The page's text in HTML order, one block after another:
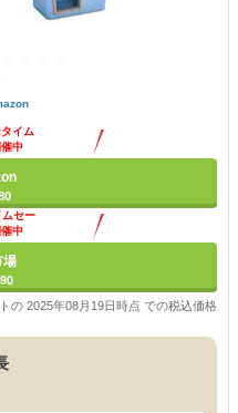
イム
中
セー
中
場
の 2025年08月19日時点 での税込価格